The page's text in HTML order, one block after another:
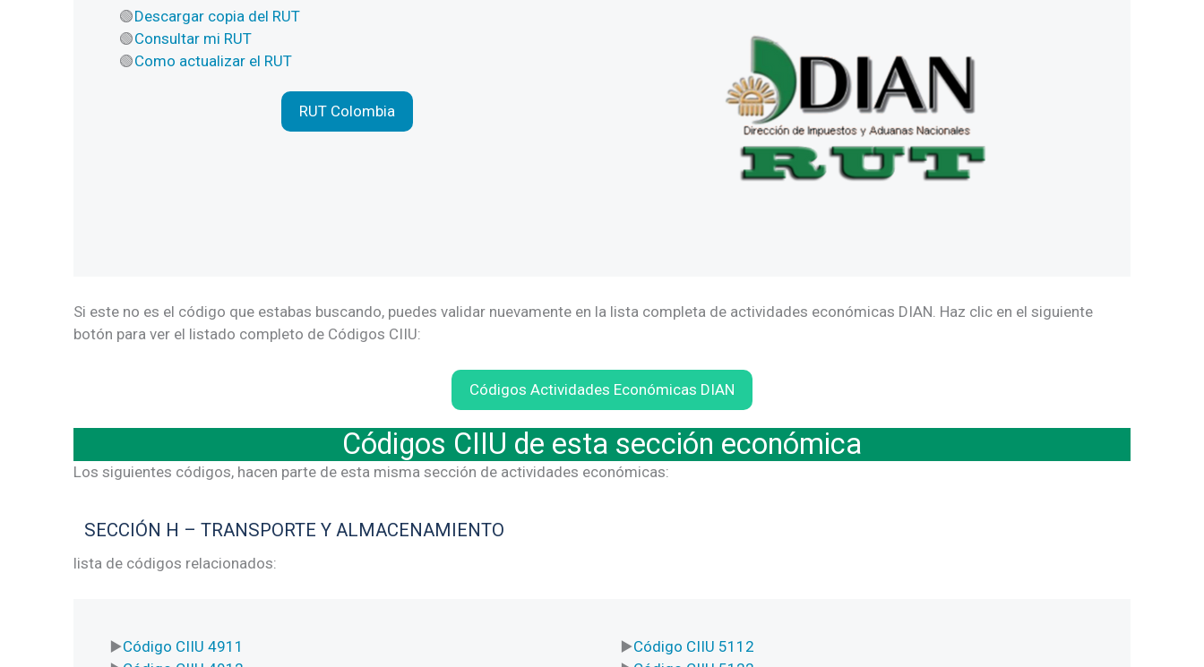
Descargar copia del RUT
Consultar mi RUT
Como actualizar el RUT
RUT Colombia
Si este no es el código que estabas buscando, puedes validar nuevamente en la lista completa de actividades económicas DIAN. Haz clic en el siguiente
botón para ver el listado completo de Códigos CIIU:
Códigos Actividades Económicas DIAN
Códigos CIIU de esta sección económica
Los siguientes códigos, hacen parte de esta misma sección de actividades económicas:
SECCIÓN H – TRANSPORTE Y ALMACENAMIENTO
lista de códigos relacionados:
Código CIIU 4911
Código CIIU 5112